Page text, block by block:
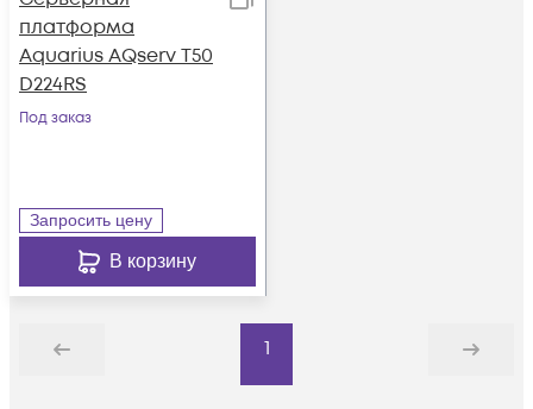
платформа
Aquarius AQserv T50
D224RS
Под заказ
Запросить цену
В корзину
Назад
1
Дальше